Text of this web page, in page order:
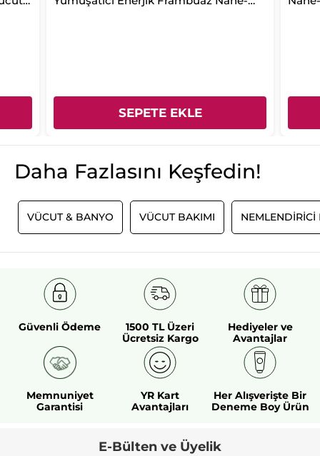
SEPETE EKLE
Daha Fazlasını Keşfedin!
VÜCUT & BANYO VÜCUT BAKIMI NEMLENDIRICI
Güvenli Ödeme
1500 TL Üzeri
Ücretsiz Kargo
Hediyeler ve
Avantajlar
Memnuniyet
Garantisi
YR Kart
Avantajları
Her Alışverişte Bir
Deneme Boy Ürün
E-Bülten ve Üyelik